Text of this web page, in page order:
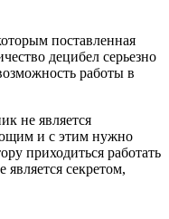
поставленная
децибел серьезно
работы в
не является
и с этим нужно
приходиться работать
секретом,